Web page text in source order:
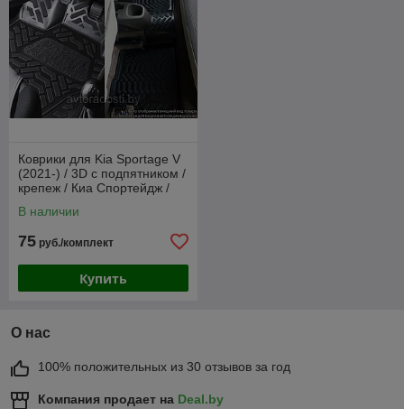
Коврики для Kia Sportage V
(2021-) / 3D с подпятником /
крепеж / Киа Спортейдж /
В наличии
75 руб./комплект
Купить
О нас
100% положительных из 30 отзывов за год
Компания продает на Deal.by